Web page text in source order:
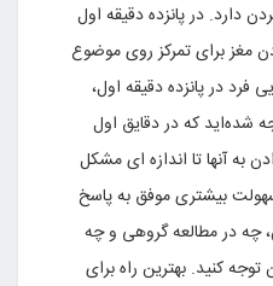
دارد. در پانزده دقیقه اول
مغز برای تمرکز روی موضوع
فرد در پانزده دقیقه اول،
شده‌اید که در دقایق اول
به آنها تا اندازه ای مشکل
بیشتری موفق به پاسخ
چه در مطالعه گروهی و چه
کنید. بهترین راه برای